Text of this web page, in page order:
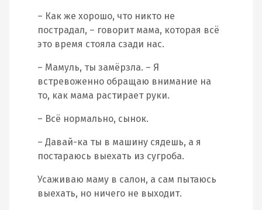
– Как же хорошо, что никто не
пострадал, – говорит мама, которая всё
это время стояла сзади нас.
– Мамуль, ты замёрзла. – Я
встревоженно обращаю внимание на
то, как мама растирает руки.
– Всё нормально, сынок.
– Давай-ка ты в машину сядешь, а я
постараюсь выехать из сугроба.
Усаживаю маму в салон, а сам пытаюсь
выехать, но ничего не выходит.